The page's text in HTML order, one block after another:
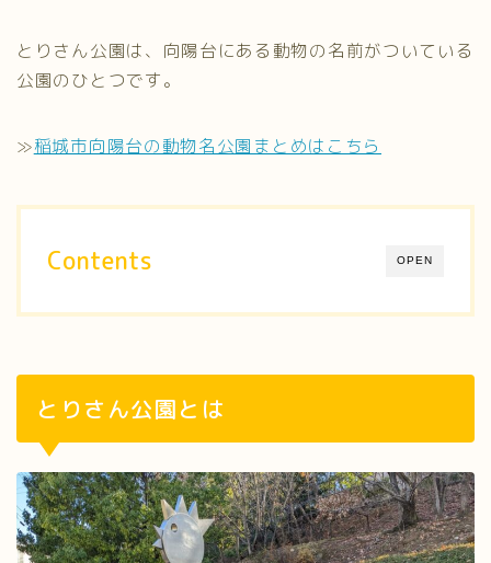
とりさん公園は、向陽台にある動物の名前がついている
公園のひとつです。
≫稲城市向陽台の動物名公園まとめはこちら
OPEN
Contents
とりさん公園とは